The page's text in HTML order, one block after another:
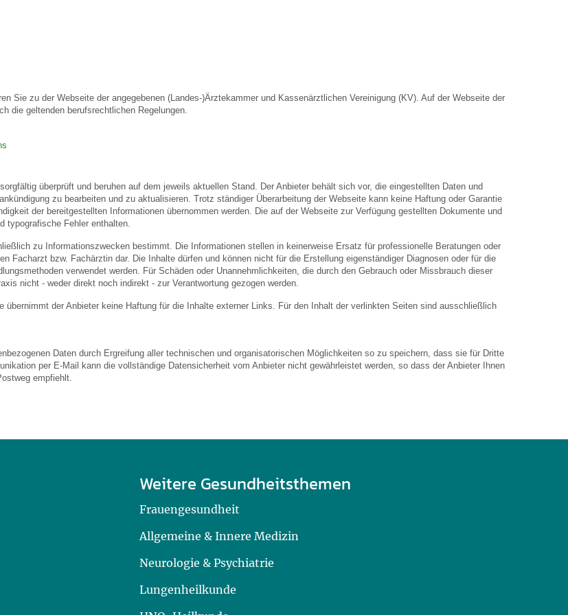
Sie zu der Webseite der angegebenen (Landes-)Ärztekammer und Kassenärztlichen Vereinigung (KV). Auf der Webseite der
die geltenden berufsrechtlichen Regelungen.
überprüft und beruhen auf dem jeweils aktuellen Stand. Der Anbieter behält sich vor, die eingestellten Daten und
zu bearbeiten und zu aktualisieren. Trotz ständiger Überarbeitung der Webseite kann keine Haftung oder Garantie
der bereitgestellten Informationen übernommen werden. Die auf der Webseite zur Verfügung gestellten Dokumente und
typografische Fehler enthalten.
zu Informationszwecken bestimmt. Die Informationen stellen in keinerweise Ersatz für professionelle Beratungen oder
Facharzt bzw. Fachärztin dar. Die Inhalte dürfen und können nicht für die Erstellung eigenständiger Diagnosen oder für die
verwendet werden. Für Schäden oder Unannehmlichkeiten, die durch den Gebrauch oder Missbrauch dieser
nicht - weder direkt noch indirekt - zur Verantwortung gezogen werden.
übernimmt der Anbieter keine Haftung für die Inhalte externer Links. Für den Inhalt der verlinkten Seiten sind ausschließlich
Daten durch Ergreifung aller technischen und organisatorischen Möglichkeiten so zu speichern, dass sie für Dritte
per E-Mail kann die vollständige Datensicherheit vom Anbieter nicht gewährleistet werden, so dass der Anbieter Ihnen
empfiehlt.
Weitere Gesundheitsthemen
Frauengesundheit
Allgemeine & Innere Medizin
Neurologie & Psychiatrie
Lungenheilkunde